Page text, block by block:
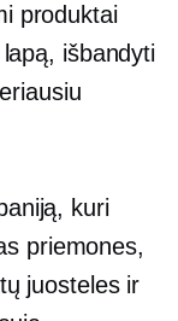
produktai
išbandyti
kuri
priemones,
juosteles ir